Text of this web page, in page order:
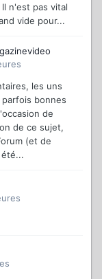
n'est pas vital
vide pour...
les uns
bonnes
de
de ce sujet,
(et de